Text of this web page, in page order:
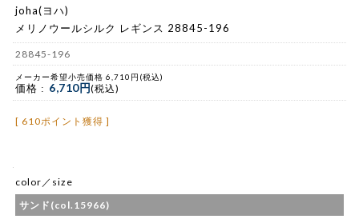
joha(ヨハ)
メリノウールシルク レギンス 28845-196
28845-196
メーカー希望小売価格 6,710円(税込)
価格 : 6,710円(税込)
[ 610ポイント獲得 ]
color／size
サンド(col.15966)